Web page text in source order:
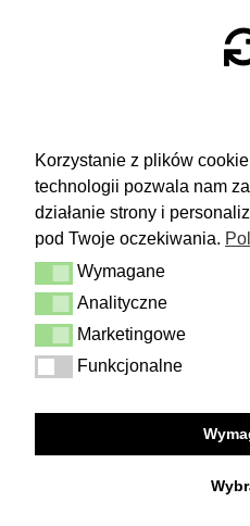
Korzystanie z plików
technologii pozwala nam
działanie strony i
pod Twoje oczekiwania.
Wymagane
Wymagane
Analityczne
Analityczne
Marketingowe
Marketingowe
Funkcjonalne
Funkcjonalne
Masz 14 dni
decyzji i spokojne
Dostawa i zwrot
Kontakt
Regulamin
Polityka prywatności